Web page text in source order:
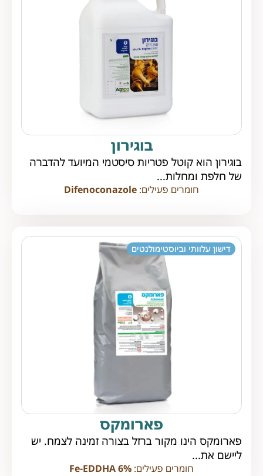
בוגירון
בוגירון הוא קוטל פטריות סיסטמי המיועד להדברה
של חלפת ומחלות...
חומרים פעילים: Difenoconazole
דישון עלוותי וביוסטימולנטים
פארומקס
פארומקס הינו מקור ברזל בצורה זמינה לצמח. יש
ליישם את...
חומרים פעילים: Fe-EDDHA 6%